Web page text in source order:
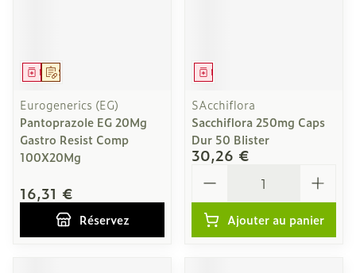
Sur prescription
Médicament
Eurogenerics (EG)
Pantoprazole EG 20Mg
Gastro Resist Comp
100X20Mg
16,31 €
Réservez
Médicament
SAcchiflora
Sacchiflora 250mg Caps
Dur 50 Blister
30,26 €
Ajouter au panier